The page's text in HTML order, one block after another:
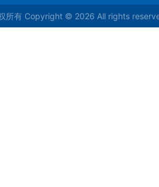
所有 Copyright © 2026 All rights